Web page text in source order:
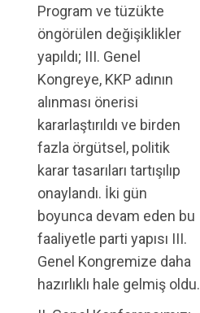
Program ve tüzükte
öngörülen değişiklikler
yapıldı; III. Genel
Kongreye, KKP adının
alınması önerisi
kararlaştırıldı ve birden
fazla örgütsel, politik
karar tasarıları tartışılıp
onaylandı. İki gün
boyunca devam eden bu
faaliyetle parti yapısı III.
Genel Kongremize daha
hazırlıklı hale gelmiş oldu.